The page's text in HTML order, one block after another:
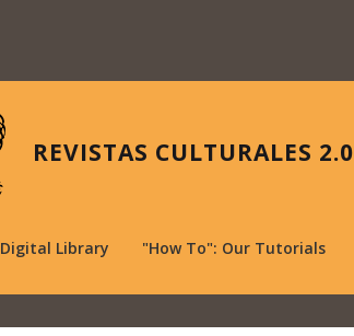
REVISTAS CULTURALES 2.0
Digital Library "How To": Our Tutorials